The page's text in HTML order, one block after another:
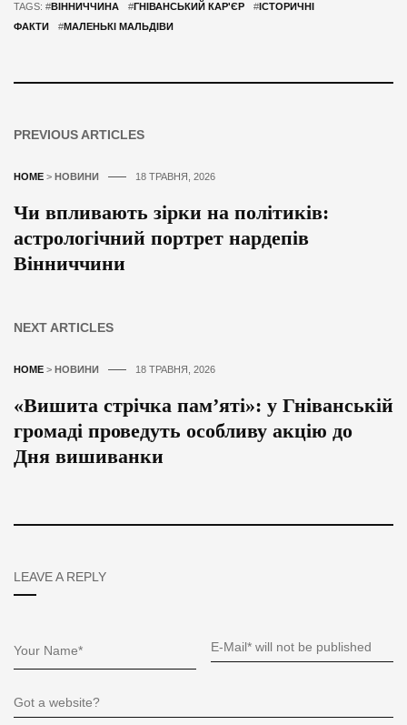
TAGS: #ВІННИЧЧИНА #ГНІВАНСЬКИЙ КАР'ЄР # ІСТОРИЧНІ
ФАКТИ
#МАЛЕНЬКІ МАЛЬДІВИ
PREVIOUS ARTICLES
HOME > НОВИНИ 18 ТРАВНЯ, 2026
Чи впливають зірки на політиків:
астрологічний портрет нардепів
Вінниччини
NEXT ARTICLES
HOME > НОВИНИ 18 ТРАВНЯ, 2026
«Вишита стрічка пам’яті»: у Гніванській
громаді проведуть особливу акцію до
Дня вишиванки
LEAVE A REPLY